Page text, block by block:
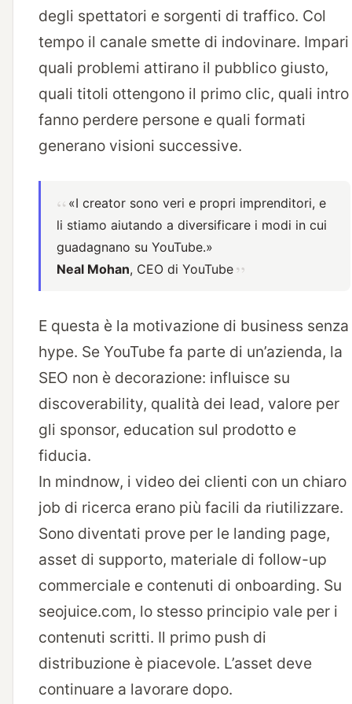
degli spettatori e sorgenti di traffico. Col
tempo il canale smette di indovinare. Impari
quali problemi attirano il pubblico giusto,
quali titoli ottengono il primo clic, quali intro
fanno perdere persone e quali formati
generano visioni successive.
«I creator sono veri e propri imprenditori, e
li stiamo aiutando a diversificare i modi in cui
guadagnano su YouTube.»
Neal Mohan, CEO di YouTube
E questa è la motivazione di business senza
hype. Se YouTube fa parte di un’azienda, la
SEO non è decorazione: influisce su
discoverability, qualità dei lead, valore per
gli sponsor, education sul prodotto e
fiducia.
In mindnow, i video dei clienti con un chiaro
job di ricerca erano più facili da riutilizzare.
Sono diventati prove per le landing page,
asset di supporto, materiale di follow-up
commerciale e contenuti di onboarding. Su
seojuice.com, lo stesso principio vale per i
contenuti scritti. Il primo push di
distribuzione è piacevole. L’asset deve
continuare a lavorare dopo.